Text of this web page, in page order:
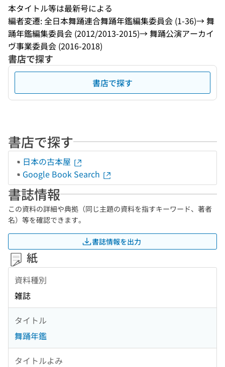
本タイトル等は最新号による
編者変遷: 全日本舞踊連合舞踊年鑑編集委員会 (1-36)→ 舞
踊年鑑編集委員会 (2012/2013-2015)→ 舞踊公演アーカイ
ヴ事業委員会 (2016-2018)
書店で探す
書店で探す
書店で探す
日本の古本屋
Google Book Search
書誌情報
この資料の詳細や典拠（同じ主題の資料を指すキーワード、著者
名）等を確認できます。
書誌情報を出力
紙
資料種別
雑誌
タイトル
舞踊年鑑
タイトルよみ